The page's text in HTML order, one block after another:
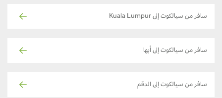
سافر من سيالكوت إلى Kuala Lumpur
سافر من سيالكوت إلى أبها
سافر من سيالكوت إلى الدقم